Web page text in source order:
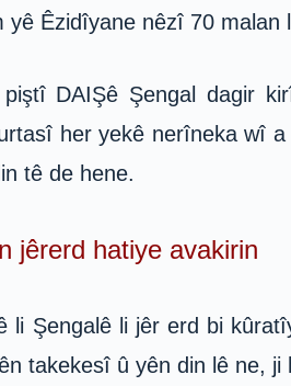
yê Êzidîyane nêzî 70
DAIŞê Şengal dagir
her yekê nerîneka wî
tê de hene.
jêrerd hatiye avakirin
li Şengalê li jêr erd bi
takekesî û yên din lê ne,